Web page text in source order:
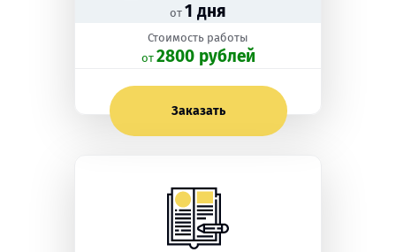
от 1 дня
Стоимость работы
oт 2800 рублей
Заказать